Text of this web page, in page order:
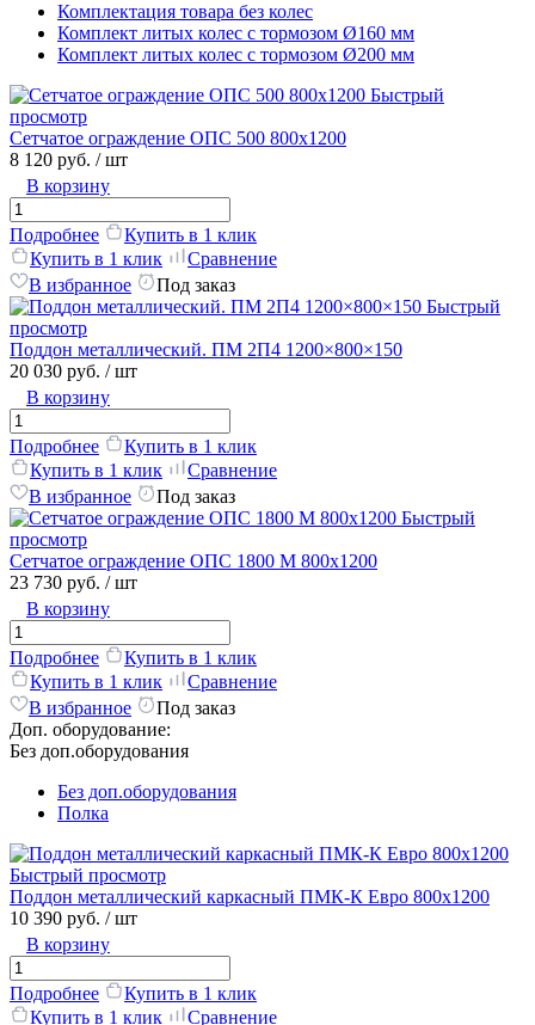
Комплектация товара без колес
Комплект литых колес с тормозом Ø160 мм
Комплект литых колес с тормозом Ø200 мм
Быстрый
просмотр
Сетчатое ограждение ОПС 500 800х1200
8 120 руб. / шт
В корзину
Подробнее
Купить в 1 клик
Купить в 1 клик
Сравнение
В избранное
Под заказ
Быстрый
просмотр
Поддон металлический. ПМ 2П4 1200×800×150
20 030 руб. / шт
В корзину
Подробнее
Купить в 1 клик
Купить в 1 клик
Сравнение
В избранное
Под заказ
Быстрый
просмотр
Сетчатое ограждение ОПС 1800 М 800х1200
23 730 руб. / шт
В корзину
Подробнее
Купить в 1 клик
Купить в 1 клик
Сравнение
В избранное
Под заказ
Доп. оборудование:
Без доп.оборудования
Без доп.оборудования
Полка
Быстрый просмотр
Поддон металлический каркасный ПМК-К Евро 800х1200
10 390 руб. / шт
В корзину
Подробнее
Купить в 1 клик
Купить в 1 клик
Сравнение